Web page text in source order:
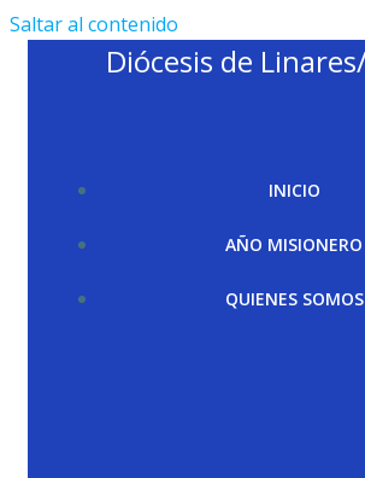
Saltar al contenido
Diócesis de
INICIO
AÑO MISIONERO
QUIENES SOMOS